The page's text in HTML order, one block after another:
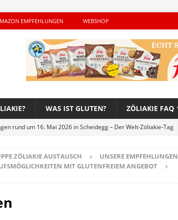
EMPFEHLUNGEN WEBSHOP
WAS IST GLUTEN? ZÖLIAKIE FAQ
rund um 16. Mai 2026 in Scheidegg – Der Welt-Zöliakie-Tag
Woche bei Hans im Glück – Es geht auch 2026 weiter!
ZÖLIAKIE AUSTAUSCH
UNSERE EMPFEHLUNGEN
MIT GLUTENFREIEM ANGEBOT